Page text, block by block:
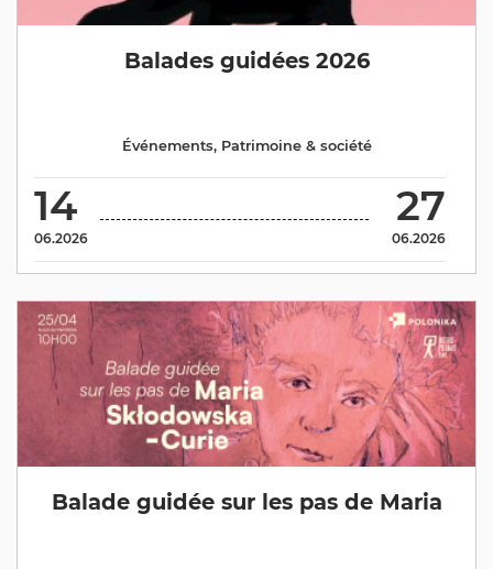
Balades guidées 2026
14
06.2026
27
06.2026
Événements, Patrimoine & société
Balade guidée sur les pas de Maria